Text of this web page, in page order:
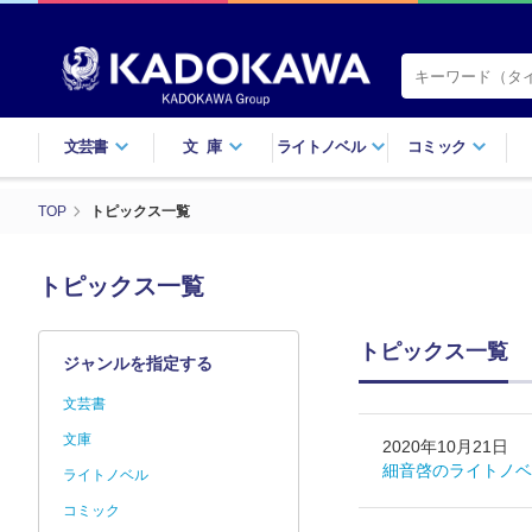
文芸書 文庫 ライトノベル コミック
TOP トピックス一覧
トピックス一覧
トピックス一覧
2020年10月21日
細音啓のライトノ
ジャンルを指定する
文芸書
文庫
ライトノベル
コミック